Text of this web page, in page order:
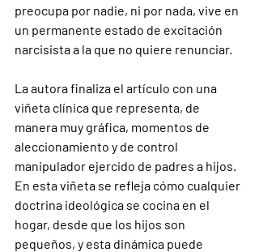
preocupa por nadie, ni por nada, vive en
un permanente estado de excitación
narcisista a la que no quiere renunciar.
La autora finaliza el artículo con una
viñeta clínica que representa, de
manera muy gráfica, momentos de
aleccionamiento y de control
manipulador ejercido de padres a hijos.
En esta viñeta se refleja cómo cualquier
doctrina ideológica se cocina en el
hogar, desde que los hijos son
pequeños, y esta dinámica puede